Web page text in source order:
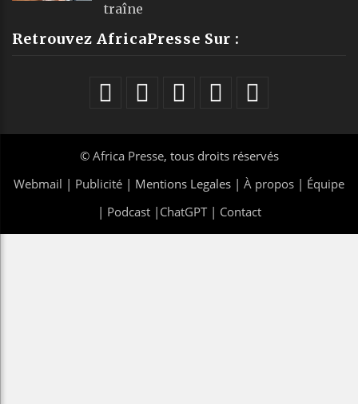
traîne
Retrouvez AfricaPresse Sur :
© Africa Presse, tous droits réservés
Webmail | Publicité | Mentions Legales | À propos | Équipe
| Podcast| ChatGPT| Contact